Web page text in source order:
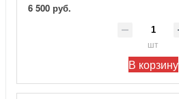
6 500 руб.
шт
В корзину